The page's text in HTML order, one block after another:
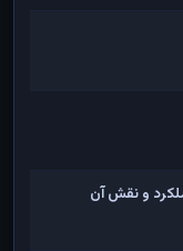
و نقش آن